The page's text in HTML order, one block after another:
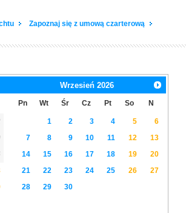
Zapoznaj się z umową czarterową
Wrzesień 2026
Pn Wt Śr Cz Pt So N
1 2 3 4 5
6
7
8 9 10 11 12
13
14
15 16 17 18 19
20
21
22 23 24 25 26
27
28
29 30